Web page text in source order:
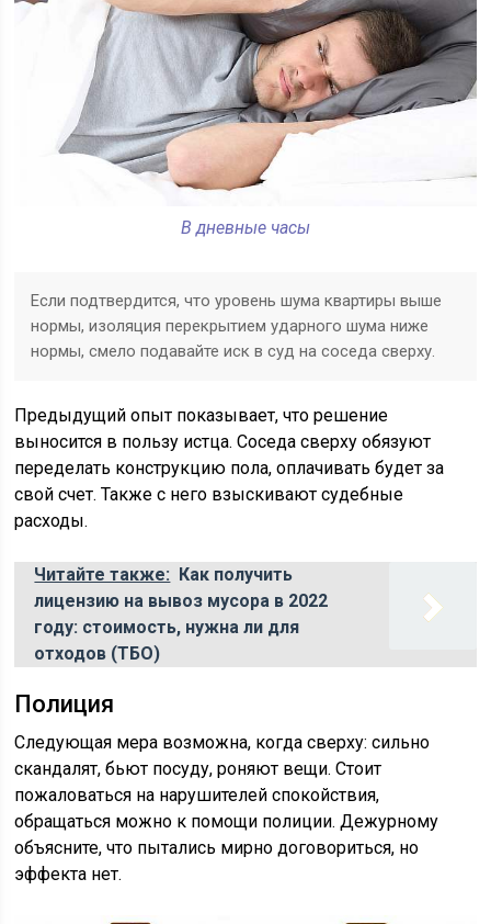
В дневные часы
Если подтвердится, что уровень шума квартиры выше
нормы, изоляция перекрытием ударного шума ниже
нормы, смело подавайте иск в суд на соседа сверху.
Предыдущий опыт показывает, что решение
выносится в пользу истца. Соседа сверху обязуют
переделать конструкцию пола, оплачивать будет за
свой счет. Также с него взыскивают судебные
расходы.
Читайте также: Как получить
лицензию на вывоз мусора в 2022
году: стоимость, нужна ли для
отходов (ТБО)
Полиция
Следующая мера возможна, когда сверху: сильно
скандалят, бьют посуду, роняют вещи. Стоит
пожаловаться на нарушителей спокойствия,
обращаться можно к помощи полиции. Дежурному
объясните, что пытались мирно договориться, но
эффекта нет.